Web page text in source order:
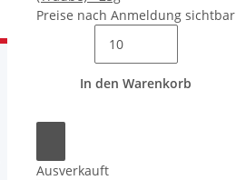
Preise nach Anmeldung sichtbar
In den Warenkorb
Ausverkauft